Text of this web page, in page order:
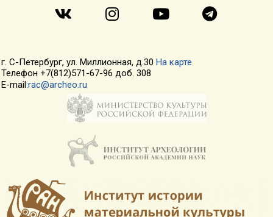
г. С-Петербург, ул. Миллионная, д.30 На карте
Телефон +7(812)571-67-96 доб. 308
E-mail:rac@archeo.ru